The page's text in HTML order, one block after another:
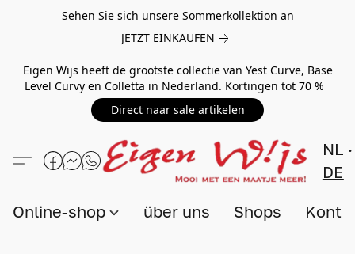
Sehen Sie sich unsere Sommerkollektion an
JETZT EINKAUFEN
Eigen Wijs heeft de grootste collectie van Yest Curve, Base
Level Curvy en Colletta in Nederland. Kortingen tot 70 %
Direct naar sale artikelen
NL
DE
Online-shop über uns Shops